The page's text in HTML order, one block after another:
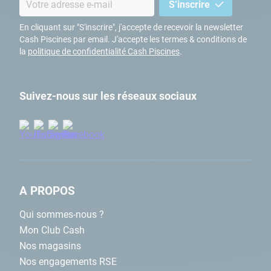
Enfin, lesspas Intex et Bestwayque nous commercialisons
affichent également des codes erreur en cas de problème de
Comment nettoyer le filtre d’un
fréquentation, le filtre s’encrasse en seulement quelques jours.
nettoyer une cartouche filtrante
couper la filtration. Ensuite, faites en sorte d’extraire la
S’inscrire
En cliquant sur "S'inscrire", j'accepte de recevoir la newsletter
Cash Piscines par email. J'accepte les termes & conditions de
la politique de confidentialité Cash Piscines.
Suivez-nous sur les réseaux sociaux
A PROPOS
Qui sommes-nous ?
Mon Club Cash
Nos magasins
Nos engagements RSE